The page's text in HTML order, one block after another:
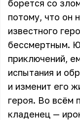
борется со
потому, что он
известного
бессмертным.
приключений,
испытания и
и изменит его
героя. Во всём
кладенец —